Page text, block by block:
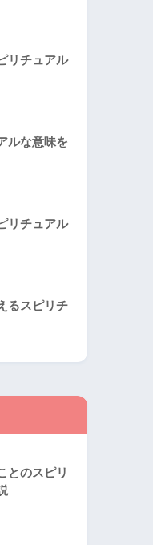
リチュアル
ルな意味を
リチュアル
るスピリチ
とのスピリ